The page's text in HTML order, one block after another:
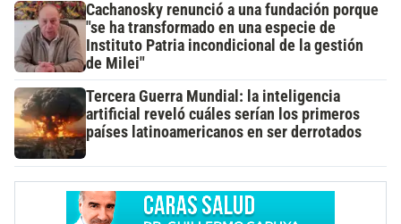
Cachanosky renunció a una fundación porque
"se ha transformado en una especie de
Instituto Patria incondicional de la gestión
de Milei"
Tercera Guerra Mundial: la inteligencia
artificial reveló cuáles serían los primeros
países latinoamericanos en ser derrotados